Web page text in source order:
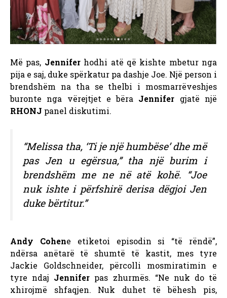
Më pas, Jenniferhodhi atë që kishte mbetur nga
pija e saj, duke spërkatur pa dashje Joe. Një person i
brendshëm na tha se thelbi i mosmarrëveshjes
buronte nga vërejtjet e bëra Jennifer gjatë një
RHONJ panel diskutimi.
“Melissa tha, ‘Ti je një humbëse’ dhe më
pas Jen u egërsua,” tha një burim i
brendshëm me ne në atë kohë. “Joe
nuk ishte i përfshirë derisa dëgjoi Jen
duke bërtitur.”
Andy Cohene etiketoi episodin si “të rëndë”,
ndërsa anëtarë të shumtë të kastit, mes tyre
Jackie Goldschneider, përcolli mosmiratimin e
tyre ndaj Jennifer pas zhurmës. “Ne nuk do të
xhirojmë shfaqjen. Nuk duhet të bëhesh pis,